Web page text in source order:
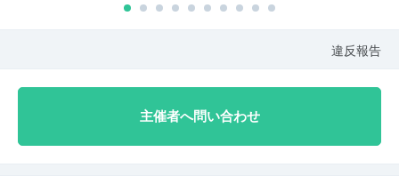
違反報告
主催者へ問い合わせ